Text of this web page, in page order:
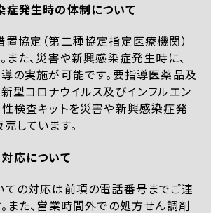
発生時の体制について
協定（第二種協定指定医療機関）
また、災害や新興感染症発生時に、
の実施が可能です。要指導医薬品及
型コロナウイルス及びインフルエン
検査キットを災害や新興感染症発
しています。
応について
ての対応は前項の電話番号までご連
また、営業時間外での処方せん調剤